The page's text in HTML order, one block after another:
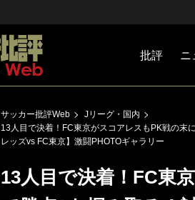
批評 ニ
サッカー批評Web
Jリーグ・国内
13人目で決着！FC東京がスコアレスもPK戦の末
レッズvs FC東京】激闘PHOTOギャラリー
13人目で決着！FC東